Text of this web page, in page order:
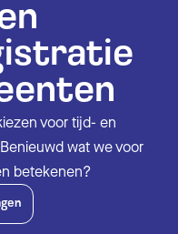
voor tijd- en
wat we voor
betekenen?